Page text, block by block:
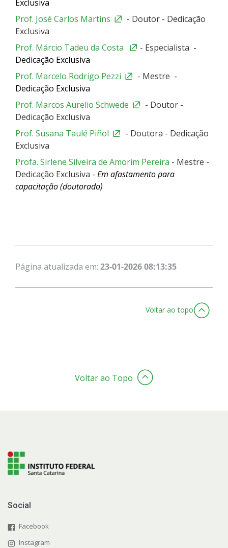
Exclusiva
Prof. José Carlos Martins
- Doutor - Dedicação
Exclusiva
Prof. Márcio Tadeu da Costa
- Especialista -
Dedicação Exclusiva
Prof. Marcelo Rodrigo Pezzi
- Mestre -
Dedicação Exclusiva
Prof. Marcos Aurelio Schwede
- Doutor -
Dedicação Exclusiva
Prof. Susana Taulé Piñol
- Doutora - Dedicação
Exclusiva
Profa. Sirlene Silveira de Amorim Pereira - Mestre -
Dedicação Exclusiva - Em afastamento para
capacitação (doutorado)
Página atualizada em: 23-01-2026 08:13:35
Voltar ao topo
Voltar ao Topo
Social
Facebook
Instagram